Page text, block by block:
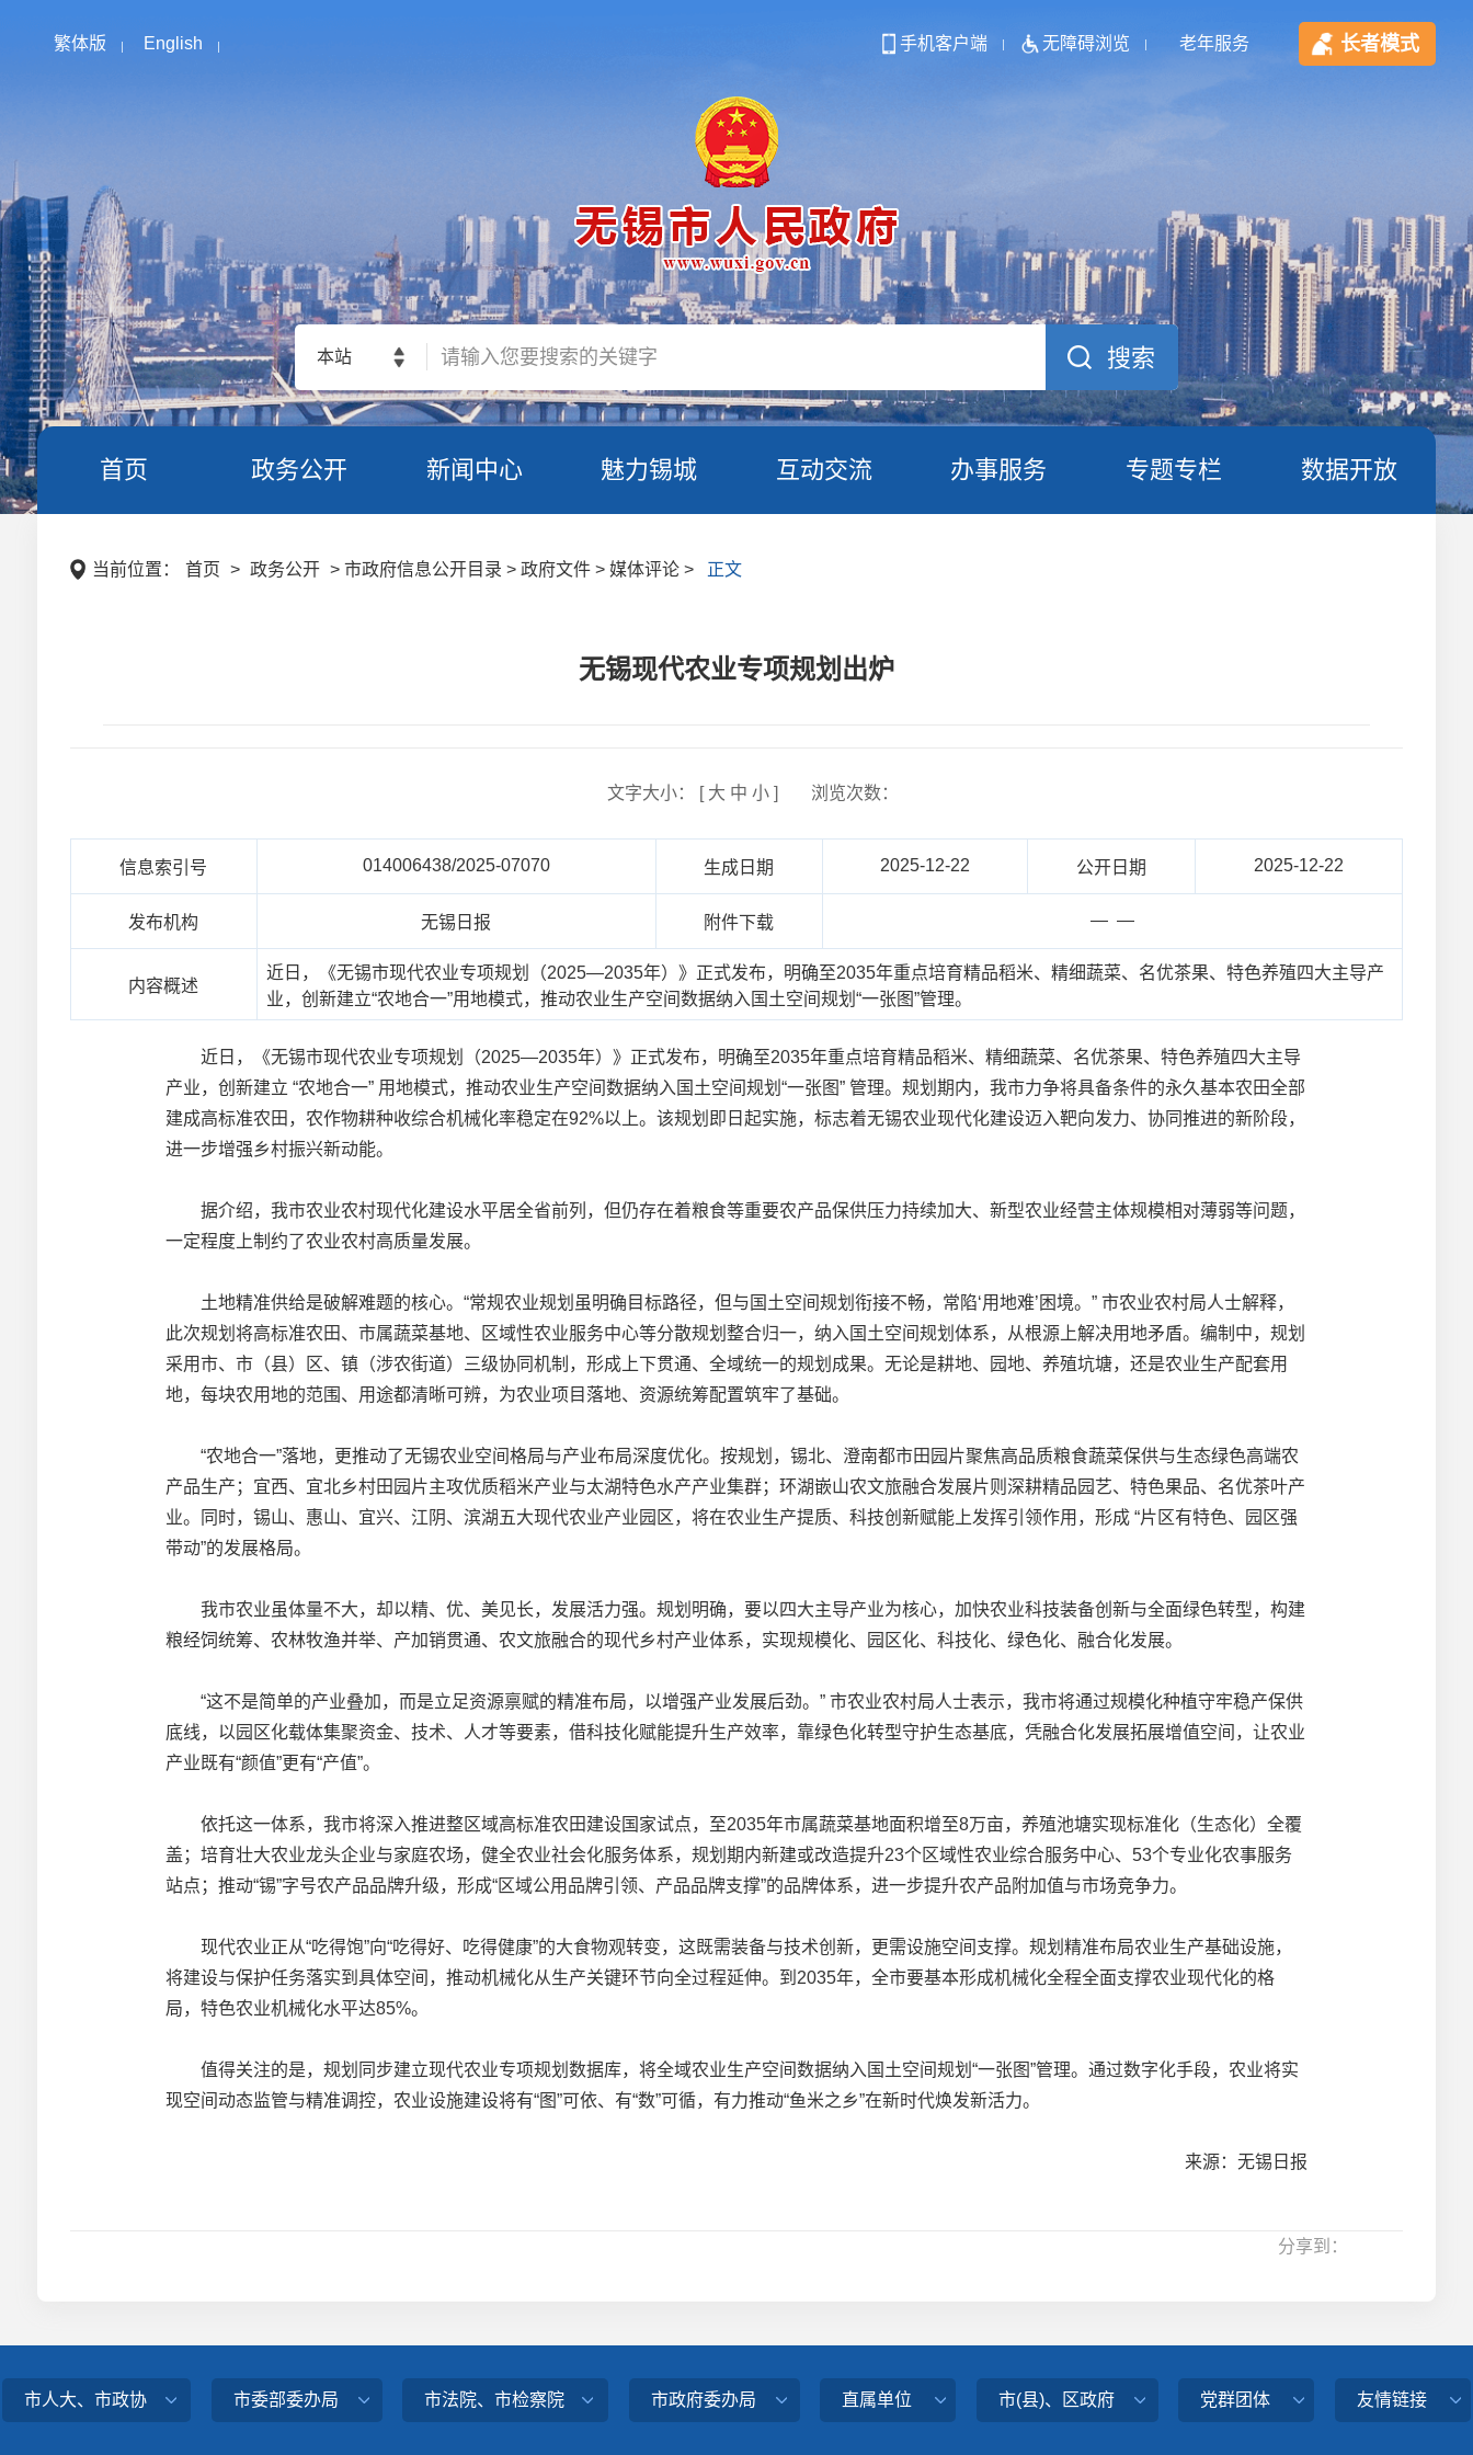
繁体版 English 手机客户端 无障碍浏览 老年服务 长者模式
本站
首页 政务公开 新闻中心 魅力锡城 互动交流 办事服务 专题专栏 数据开放
当前位置： 首页 > 政务公开 > 市政府信息公开目录 > 政府文件 > 媒体评论 > 正文
无锡现代农业专项规划出炉
文字大小： [ 大 中 小] 浏览次数：
信息索引号 014006438/2025-07070 生成日期 2025-12-22 公开日期 2025-12-22
发布机构 无锡日报 附件下载 — —
内容概述
近日，《无锡市现代农业专项规划（2025—2035年）》正式发布，明确至2035年重点培育精品稻米、精细蔬菜、名优茶果、特色养殖四大主导产
业，创新建立“农地合一”用地模式，推动农业生产空间数据纳入国土空间规划“一张图”管理。
近日，《无锡市现代农业专项规划（2025—2035年）》正式发布，明确至2035年重点培育精品稻米、精细蔬菜、名优茶果、特色养殖四大主导
产业，创新建立 “农地合一” 用地模式，推动农业生产空间数据纳入国土空间规划“一张图” 管理。规划期内，我市力争将具备条件的永久基本农田全部
建成高标准农田，农作物耕种收综合机械化率稳定在92%以上。该规划即日起实施，标志着无锡农业现代化建设迈入靶向发力、协同推进的新阶段，
进一步增强乡村振兴新动能。
据介绍，我市农业农村现代化建设水平居全省前列，但仍存在着粮食等重要农产品保供压力持续加大、新型农业经营主体规模相对薄弱等问题，
一定程度上制约了农业农村高质量发展。
土地精准供给是破解难题的核心。“常规农业规划虽明确目标路径，但与国土空间规划衔接不畅，常陷‘用地难’困境。” 市农业农村局人士解释，
此次规划将高标准农田、市属蔬菜基地、区域性农业服务中心等分散规划整合归一，纳入国土空间规划体系，从根源上解决用地矛盾。编制中，规划
采用市、市（县）区、镇（涉农街道）三级协同机制，形成上下贯通、全域统一的规划成果。无论是耕地、园地、养殖坑塘，还是农业生产配套用
地，每块农用地的范围、用途都清晰可辨，为农业项目落地、资源统筹配置筑牢了基础。
“农地合一”落地，更推动了无锡农业空间格局与产业布局深度优化。按规划，锡北、澄南都市田园片聚焦高品质粮食蔬菜保供与生态绿色高端农
产品生产；宜西、宜北乡村田园片主攻优质稻米产业与太湖特色水产产业集群；环湖嵌山农文旅融合发展片则深耕精品园艺、特色果品、名优茶叶产
业。同时，锡山、惠山、宜兴、江阴、滨湖五大现代农业产业园区，将在农业生产提质、科技创新赋能上发挥引领作用，形成 “片区有特色、园区强
带动”的发展格局。
我市农业虽体量不大，却以精、优、美见长，发展活力强。规划明确，要以四大主导产业为核心，加快农业科技装备创新与全面绿色转型，构建
粮经饲统筹、农林牧渔并举、产加销贯通、农文旅融合的现代乡村产业体系，实现规模化、园区化、科技化、绿色化、融合化发展。
“这不是简单的产业叠加，而是立足资源禀赋的精准布局，以增强产业发展后劲。” 市农业农村局人士表示，我市将通过规模化种植守牢稳产保供
底线，以园区化载体集聚资金、技术、人才等要素，借科技化赋能提升生产效率，靠绿色化转型守护生态基底，凭融合化发展拓展增值空间，让农业
产业既有“颜值”更有“产值”。
依托这一体系，我市将深入推进整区域高标准农田建设国家试点，至2035年市属蔬菜基地面积增至8万亩，养殖池塘实现标准化（生态化）全覆
盖；培育壮大农业龙头企业与家庭农场，健全农业社会化服务体系，规划期内新建或改造提升23个区域性农业综合服务中心、53个专业化农事服务
站点；推动“锡”字号农产品品牌升级，形成“区域公用品牌引领、产品品牌支撑”的品牌体系，进一步提升农产品附加值与市场竞争力。
现代农业正从“吃得饱”向“吃得好、吃得健康”的大食物观转变，这既需装备与技术创新，更需设施空间支撑。规划精准布局农业生产基础设施，
将建设与保护任务落实到具体空间，推动机械化从生产关键环节向全过程延伸。到2035年，全市要基本形成机械化全程全面支撑农业现代化的格
局，特色农业机械化水平达85%。
值得关注的是，规划同步建立现代农业专项规划数据库，将全域农业生产空间数据纳入国土空间规划“一张图”管理。通过数字化手段，农业将实
现空间动态监管与精准调控，农业设施建设将有“图”可依、有“数”可循，有力推动“鱼米之乡”在新时代焕发新活力。
来源：无锡日报
分享到：
市人大、市政协 市委部委办局 市法院、市检察院 市政府委办局 直属单位 市(县)、区政府 党群团体 友情链接